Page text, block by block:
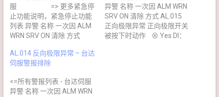
服 => 更多紧急停
止功能说明，紧急停止功能
列表 异警 名称 一次因 ALM
WRN SRV ON 清除 方式
按下时动作 ⊗ NO DI EMGS
解除自动清除 异警原因 检查
按下 确认 DI.EMGS(0x21) 开
关位置 开启紧急停止开关
异警 名称 一次因 ALM WRN
SRV ON 清除 方式 AL.015
正向极限异常 正向极限开关
被按下时动作 ⊗ Yes DI：
AL.014 反向极限异常 – 台达
伺服警报排除
<=所有警报列表 - 台达伺服
异警 名称 一次因 ALM WRN